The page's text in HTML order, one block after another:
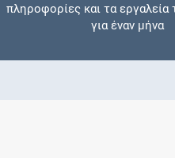
πληροφορίες και τα εργαλεία
για έναν μήνα
Ελέγξτε την αγωγή σας για